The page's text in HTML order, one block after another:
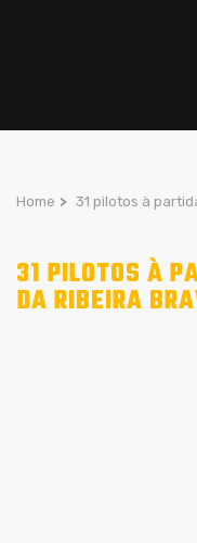
Home > 31 pilotos à
31 PILOTOS À
DA RIBEIRA